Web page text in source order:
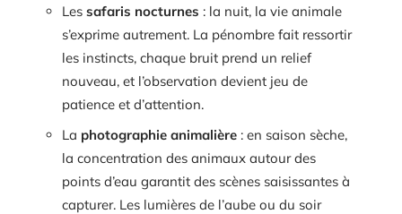
Les safaris nocturnes : la nuit, la vie animale
s’exprime autrement. La pénombre fait ressortir
les instincts, chaque bruit prend un relief
nouveau, et l’observation devient jeu de
patience et d’attention.
La photographie animalière : en saison sèche,
la concentration des animaux autour des
points d’eau garantit des scènes saisissantes à
capturer. Les lumières de l’aube ou du soir